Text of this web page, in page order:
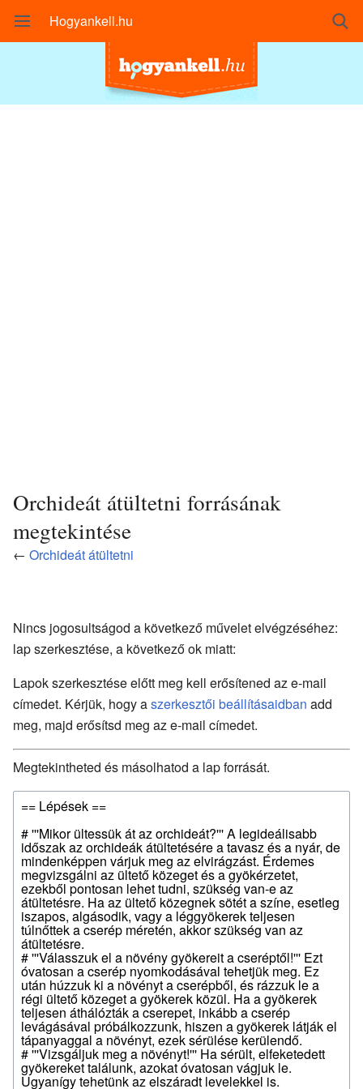
Hogyankell.hu
Orchideát átültetni forrásának
megtekintése
← Orchideát átültetni
Nincs jogosultságod a következő művelet elvégzéséhez:
lap szerkesztése, a következő ok miatt:
Lapok szerkesztése előtt meg kell erősítened az e-mail
címedet. Kérjük, hogy aszerkesztői beállításaidban add
meg, majd erősítsd meg az e-mail címedet.
Megtekintheted és másolhatod a lap forrását.